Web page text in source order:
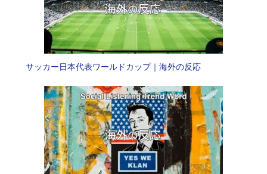
サッカー日本代表ワールドカップ｜海外の反応